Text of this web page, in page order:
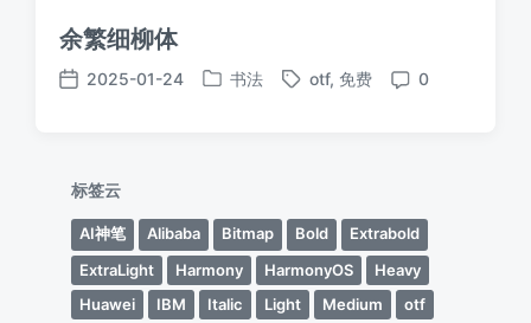
余繁细柳体
发
2025-01-24
发
书法
标
otf, 免费
评
0
标签云
AI神笔 Alibaba Bitmap Bold
Extrabold
ExtraLight
Harmony HarmonyOS
Heavy
Huawei
IBM Italic Light Medium
otf